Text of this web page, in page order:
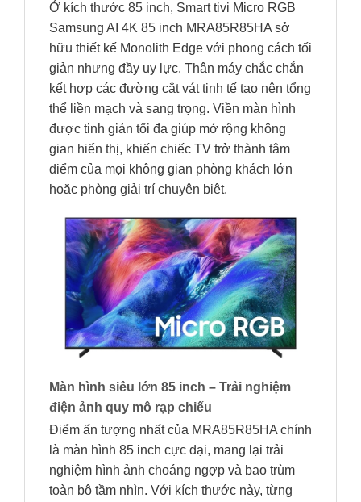
Ở kích thước 85 inch, Smart tivi Micro RGB
Samsung AI 4K 85 inch MRA85R85HA sở
hữu thiết kế Monolith Edge với phong cách tối
giản nhưng đầy uy lực. Thân máy chắc chắn
kết hợp các đường cắt vát tinh tế tạo nên tổng
thể liền mạch và sang trọng. Viền màn hình
được tinh giản tối đa giúp mở rộng không
gian hiển thị, khiến chiếc TV trở thành tâm
điểm của mọi không gian phòng khách lớn
hoặc phòng giải trí chuyên biệt.
Màn hình siêu lớn 85 inch – Trải nghiệm
điện ảnh quy mô rạp chiếu
Điểm ấn tượng nhất của MRA85R85HA chính
là màn hình 85 inch cực đại, mang lại trải
nghiệm hình ảnh choáng ngợp và bao trùm
toàn bộ tầm nhìn. Với kích thước này, từng